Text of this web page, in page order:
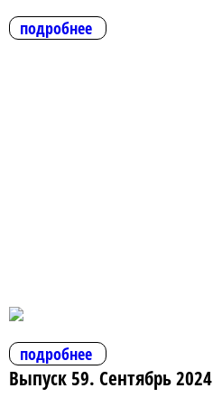
подробнее
подробнее
Выпуск 59. Сентябрь 2024